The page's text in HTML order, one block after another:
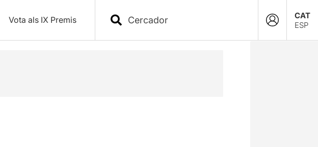
Vota als IX Premis
CAT
ESP